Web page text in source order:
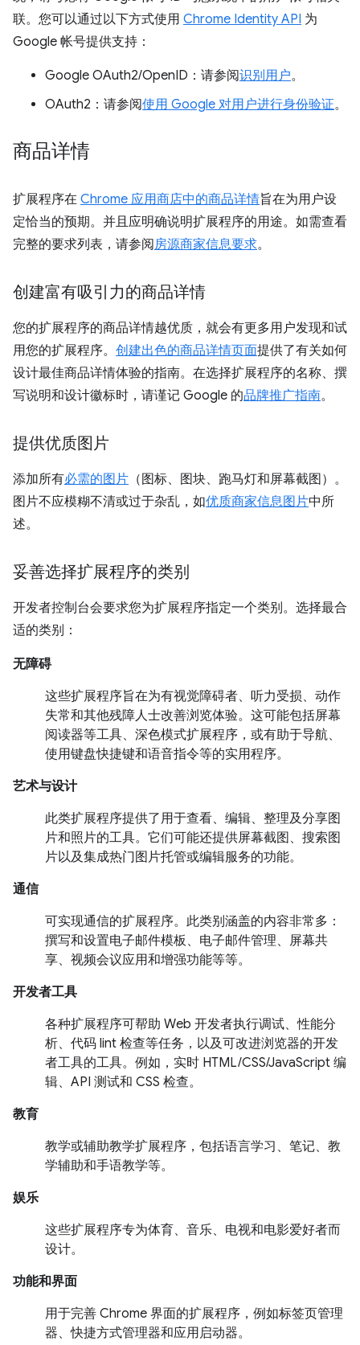
联。您可以通过以下方式使用 Chrome Identity API 为
Google 帐号提供支持：
Google OAuth2/OpenID：请参阅识别用户。
OAuth2：请参阅使用 Google 对用户进行身份验证。
商品详情
扩展程序在 Chrome 应用商店中的商品详情旨在为用户设
定恰当的预期。并且应明确说明扩展程序的用途。如需查看
完整的要求列表，请参阅房源商家信息要求。
创建富有吸引力的商品详情
您的扩展程序的商品详情越优质，就会有更多用户发现和试
用您的扩展程序。 创建出色的商品详情页面提供了有关如何
设计最佳商品详情体验的指南。在选择扩展程序的名称、撰
写说明和设计徽标时，请谨记 Google 的品牌推广指南。
提供优质图片
添加所有必需的图片 （图标、图块、跑马灯和屏幕截图）。
图片不应模糊不清或过于杂乱，如优质商家信息图片中所
述。
妥善选择扩展程序的类别
开发者控制台会要求您为扩展程序指定一个类别。选择最合
适的类别：
无障碍
这些扩展程序旨在为有视觉障碍者、听力受损、动作
失常和其他残障人士改善浏览体验。这可能包括屏幕
阅读器等工具、深色模式扩展程序，或有助于导航、
使用键盘快捷键和语音指令等的实用程序。
艺术与设计
此类扩展程序提供了用于查看、编辑、整理及分享图
片和照片的工具。它们可能还提供屏幕截图、搜索图
片以及集成热门图片托管或编辑服务的功能。
通信
可实现通信的扩展程序。此类别涵盖的内容非常多：
撰写和设置电子邮件模板、电子邮件管理、屏幕共
享、视频会议应用和增强功能等等。
开发者工具
各种扩展程序可帮助 Web 开发者执行调试、性能分
析、代码 lint 检查等任务，以及可改进浏览器的开发
者工具的工具。例如，实时 HTML/CSS/JavaScript 编
辑、API 测试和 CSS 检查。
教育
教学或辅助教学扩展程序，包括语言学习、笔记、教
学辅助和手语教学等。
娱乐
这些扩展程序专为体育、音乐、电视和电影爱好者而
设计。
功能和界面
用于完善 Chrome 界面的扩展程序，例如标签页管理
器、快捷方式管理器和应用启动器。